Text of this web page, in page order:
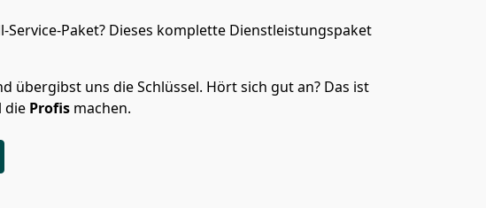
Paket? Dieses komplette Dienstleistungspaket
übergibst uns die Schlüssel. Hört sich gut an? Das ist
die Profis machen.